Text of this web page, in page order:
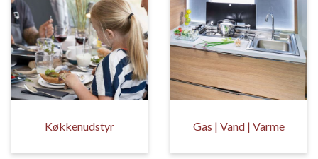
Køkkenudstyr Gas | Vand | Varme